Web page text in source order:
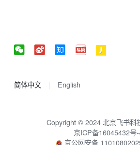
简体中文 English
Copyright © 2024 北京飞书科
京ICP备16045432号
京公网安备